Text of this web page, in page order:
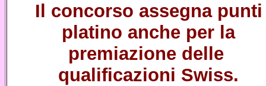
Il concorso assegna punti
platino anche per la
premiazione delle
qualificazioni Swiss.